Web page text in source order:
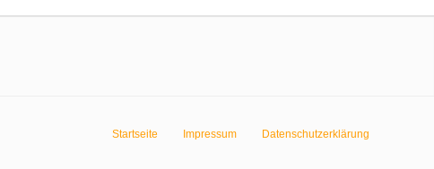
Startseite Impressum Datenschutzerklärung